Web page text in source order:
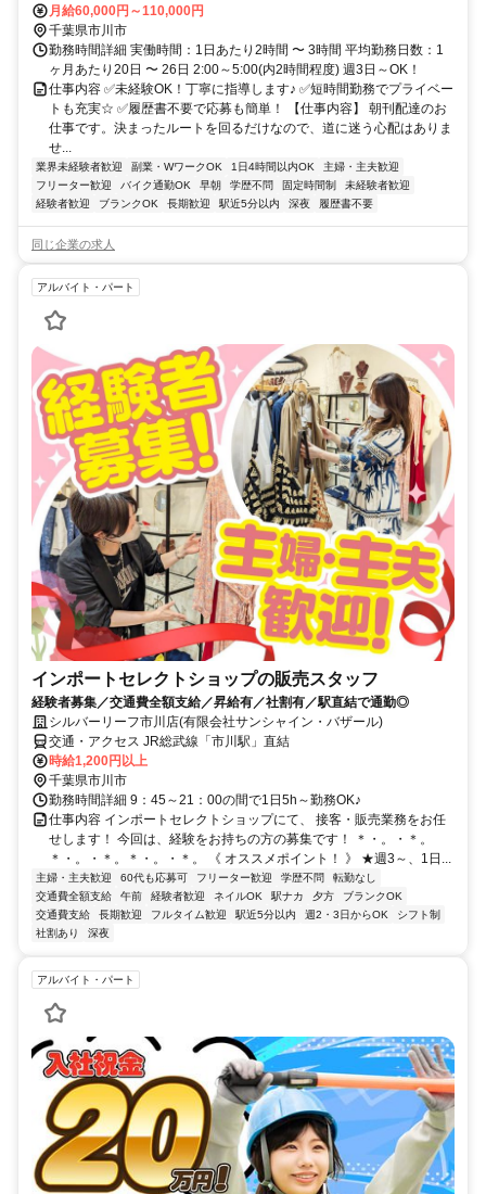
月給60,000円～110,000円
千葉県市川市
勤務時間詳細 実働時間：1日あたり2時間 〜 3時間 平均勤務日数：1
ヶ月あたり20日 〜 26日 2:00～5:00(内2時間程度) 週3日～OK！
仕事内容 ✅未経験OK！丁寧に指導します♪ ✅短時間勤務でプライベー
トも充実☆ ✅履歴書不要で応募も簡単！ 【仕事内容】 朝刊配達のお
仕事です。決まったルートを回るだけなので、道に迷う心配はありま
せ...
業界未経験者歓迎 副業・WワークOK 1日4時間以内OK
主婦・主夫歓迎
フリーター歓迎
バイク通勤OK 早朝 学歴不問 固定時間制
未経験者歓迎
経験者歓迎
ブランクOK 長期歓迎 駅近5分以内 深夜 履歴書不要
同じ企業の求人
アルバイト・パート
インポートセレクトショップの販売スタッフ
経験者募集／交通費全額支給／昇給有／社割有／駅直結で通勤◎
シルバーリーフ市川店(有限会社サンシャイン・バザール)
交通・アクセス JR総武線「市川駅」直結
時給1,200円以上
千葉県市川市
勤務時間詳細 9：45～21：00の間で1日5h～勤務OK♪
仕事内容 インポートセレクトショップにて、 接客・販売業務をお任
せします！ 今回は、経験をお持ちの方の募集です！ ＊・。・＊。
＊・。・＊。＊・。・＊。 《 オススメポイント！ 》 ★週3～、1日...
主婦・主夫歓迎 60代も応募可 フリーター歓迎 学歴不問
転勤なし
交通費全額支給
午前 経験者歓迎 ネイルOK 駅ナカ 夕方
ブランクOK
交通費支給
長期歓迎 フルタイム歓迎 駅近5分以内 週2・3日からOK
シフト制
社割あり
深夜
アルバイト・パート